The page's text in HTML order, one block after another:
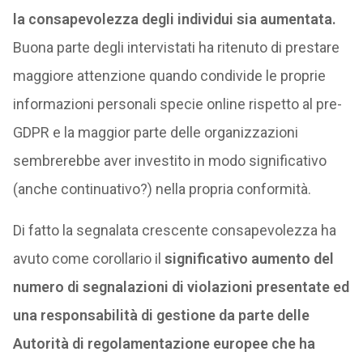
la consapevolezza degli individui sia aumentata.
Buona parte degli intervistati ha ritenuto di prestare
maggiore attenzione quando condivide le proprie
informazioni personali specie online rispetto al pre-
GDPR e la maggior parte delle organizzazioni
sembrerebbe aver investito in modo significativo
(anche continuativo?) nella propria conformità.
Di fatto la segnalata crescente consapevolezza ha
avuto come corollario il significativo aumento del
numero di segnalazioni di violazioni presentate ed
una responsabilità di gestione da parte delle
Autorità di regolamentazione europee che ha